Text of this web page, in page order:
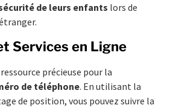
de leurs enfants lors de
Services en Ligne
précieuse pour la
de téléphone. En utilisant la
de position, vous pouvez suivre la